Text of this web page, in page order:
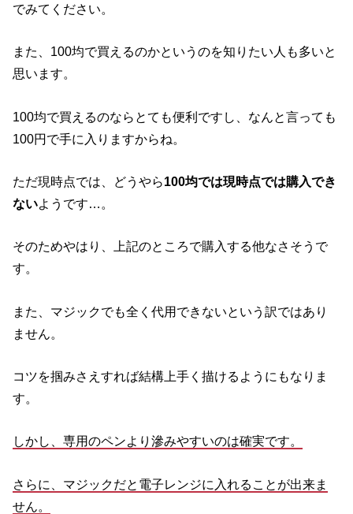
でみてください。
また、100均で買えるのかというのを知りたい人も多いと
思います。
100均で買えるのならとても便利ですし、なんと言っても
100円で手に入りますからね。
ただ現時点では、どうやら100均では現時点では購入でき
ないようです…。
そのためやはり、上記のところで購入する他なさそうで
す。
また、マジックでも全く代用できないという訳ではあり
ません。
コツを掴みさえすれば結構上手く描けるようにもなりま
す。
しかし、専用のペンより滲みやすいのは確実です。
さらに、マジックだと電子レンジに入れることが出来ま
せん。